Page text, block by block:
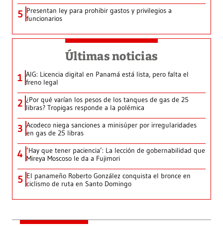
5 Presentan ley para prohibir gastos y privilegios a
funcionarios
Últimas noticias
1 AIG: Licencia digital en Panamá está lista, pero falta el
freno legal
2 ¿Por qué varían los pesos de los tanques de gas de 25
libras? Tropigas responde a la polémica
3 Acodeco niega sanciones a minisúper por irregularidades
en gas de 25 libras
4 ‘Hay que tener paciencia’: La lección de gobernabilidad que
Mireya Moscoso le da a Fujimori
5 El panameño Roberto González conquista el bronce en
ciclismo de ruta en Santo Domingo